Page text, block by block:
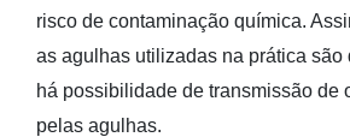
risco de contaminação química.
as agulhas utilizadas na prática são
há possibilidade de transmissão de
pelas agulhas.